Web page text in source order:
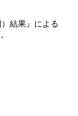
結果』による